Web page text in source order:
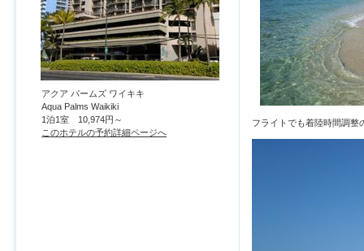
フライトでも着陸時間調整
アクア パームズ ワイキキ
Aqua Palms Waikiki
1泊1室 10,974円～
このホテルの予約詳細ページへ